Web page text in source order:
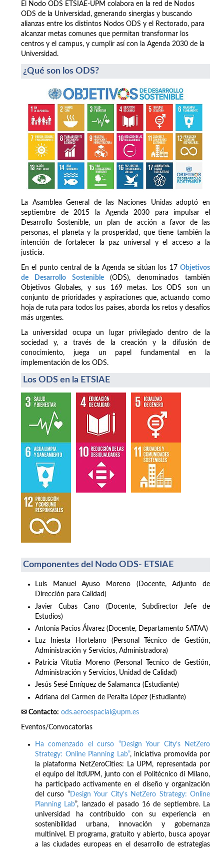
El Nodo ODS ETSIAE-UPM colabora en la red de Nodos
ODS de la Universidad, generando sinergias y buscando
alianzas entre los distintos Nodos ODS y el Rectorado, para
alcanzar metas comunes que permitan transformar los
centros y el campus, y cumplir así con la Agenda 2030 de la
Universidad.
¿Qué son los ODS?
La Asamblea General de las Naciones Unidas adoptó en
septiembre de 2015 la Agenda 2030 para impulsar el
Desarrollo Sostenible, un plan de acción a favor de las
personas, el planeta y la prosperidad, que tiene también la
intención de fortalecer la paz universal y el acceso a la
justicia.
En el punto central de la Agenda se sitúan los 17 Objetivos
de Desarrollo Sostenible(ODS), denominados también
Objetivos Globales, y sus 169 metas. Los ODS son un
conjunto de prioridades y aspiraciones que, actuando como
hoja de ruta para todos los países, aborda los retos y desafíos
más urgentes.
La universidad ocupa un lugar privilegiado dentro de la
sociedad y, a través de la creación y la difusión de
conocimiento, juega un papel fundamental en la
implementación de los ODS.
Los ODS en la ETSIAE
Componentes del Nodo ODS- ETSIAE
Luis Manuel Ayuso Moreno (Docente, Adjunto de
Dirección para Calidad)
Javier Cubas Cano (Docente, Subdirector Jefe de
Estudios)
Antonia Pacios Álvarez (Docente, Departamento SATAA)
Luz Iniesta Hortelano (Personal Técnico de Gestión,
Administración y Servicios, Administradora)
Patricia Vitutia Moreno (Personal Tecnico de Gestión,
Administración y Servicios, Unidad de Calidad)
Jesús Sesé Enríquez de Salamanca (Estudiante)
Adriana del Carmen de Peralta López (Estudiante)
✉ Contacto: ods.aeroespacial@upm.es
Eventos/Convocatorias
Ha comenzado el curso “Design Your City’s NetZero
Strategy: Online Planning Lab”, iniciativa promovida por
la plataforma NetZeroCities: La UPM, representada por
el equipo del itdUPM, junto con el Politécnico di Milano,
ha participado activamente en el diseño y organización
del curso “Design Your City’s NetZero Strategy: Online
Planning Lab”, lanzado el pasado 16 de septiembre. La
universidad ha contribuido con su experiencia en
sostenibilidad urbana, innovación y gobernanza
multinivel. El programa, gratuito y abierto, busca apoyar
a las ciudades europeas en el desarrollo de estrategias